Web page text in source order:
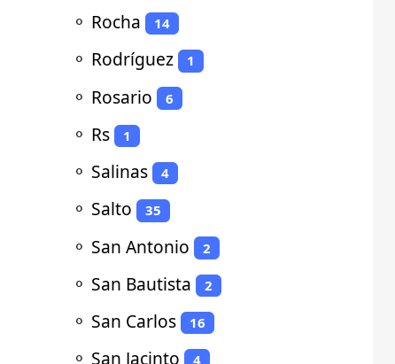
⚬ Rocha 14
⚬ Rodríguez 1
⚬ Rosario 6
⚬ Rs 1
⚬ Salinas 4
⚬ Salto 35
⚬ San Antonio 2
⚬ San Bautista 2
⚬ San Carlos 16
⚬ San Jacinto 4